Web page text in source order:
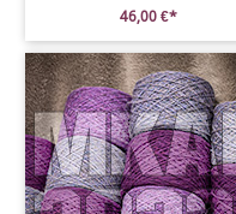
46,00 €*